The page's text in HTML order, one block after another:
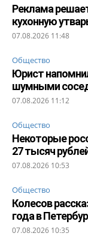
Реклама
кухонную
07.08.2026 11:48
Общество
Юрист
шумными
07.08.2026 11:12
Общество
Некоторые
27 тысяч
07.08.2026 10:53
Общество
Колесов
года в
07.08.2026 10:35